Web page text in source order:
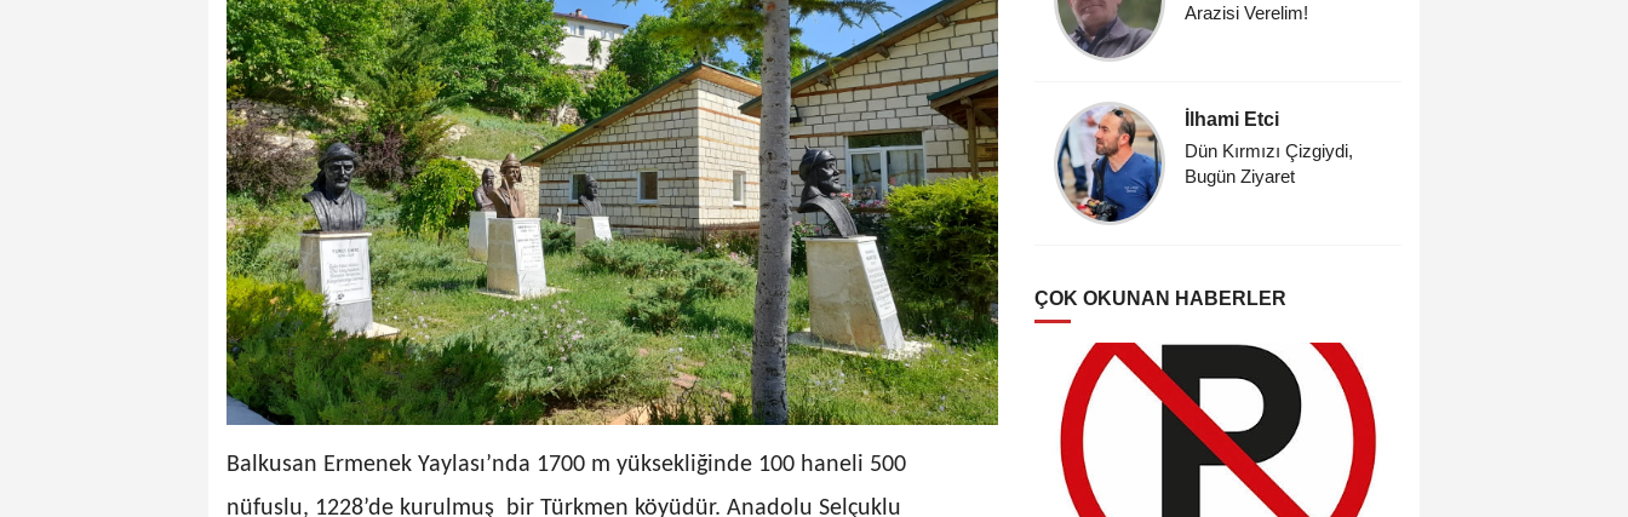
Balkusan Ermenek Yaylası’nda 1700 m yüksekliğinde 100 haneli 500
nüfuslu, 1228’de kurulmuş bir Türkmen köyüdür. Anadolu Selçuklu
SEVGİ ÜLFET EHLİ
OLMAK
Arazisi Verelim!
İlhami Etci
Dün Kırmızı Çizgiydi,
Bugün Ziyaret
ÇOK OKUNAN HABERLER